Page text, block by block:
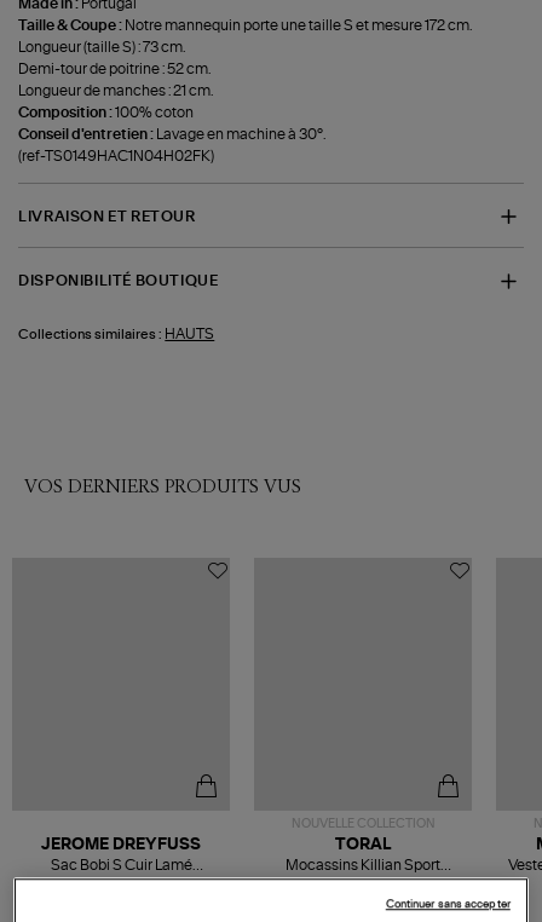
Made in : Portugal
Taille & Coupe : Notre mannequin porte une taille S et mesure 172 cm.
Longueur (taille S) : 73 cm.
Demi-tour de poitrine : 52 cm.
Longueur de manches : 21 cm.
Composition :100% coton
Conseil d'entretien :
Lavage en machine à 30°.
(ref-TS0149HAC1N04H02FK)
LIVRAISON ET RETOUR
DISPONIBILITÉ BOUTIQUE
Collections similaires : HAUTS
VOS DERNIERS PRODUITS VUS
JEROME DREYFUSS
Sac Bobi S Cuir Lamé
Champagne
NOUVELLE COLLECTION
TORAL
Mocassins Killian Sport
Mousse
Continuer sans accepter